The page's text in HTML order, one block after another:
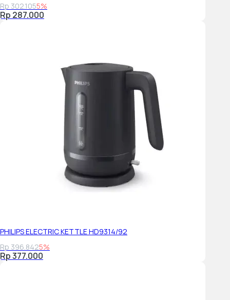
Rp 302.1055%
Rp 287.000
PHILIPS ELECTRIC KETTLE HD9314/92
Rp 396.8425%
Rp 377.000